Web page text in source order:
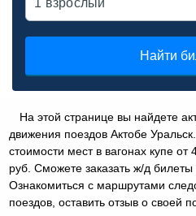
Найти
На этой странице вы найдете
движения поездов Актобе
стоимости мест в вагонах купе
руб. Сможете заказать ж/д билеты
Ознакомиться с маршрутами
поездов, оставить отзыв о своей